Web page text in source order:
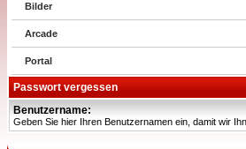
Bilder
Arcade
Portal
Passwort vergessen
Benutzername:
Geben Sie hier Ihren Benutzernamen ein, damit wir